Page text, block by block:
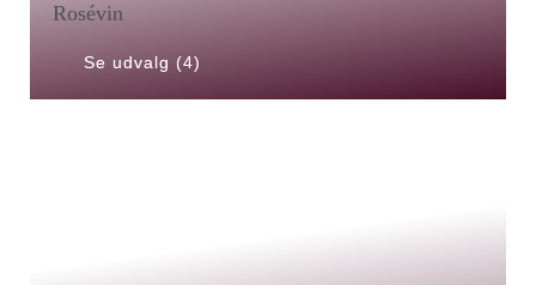
Rosévin
Se udvalg (4)